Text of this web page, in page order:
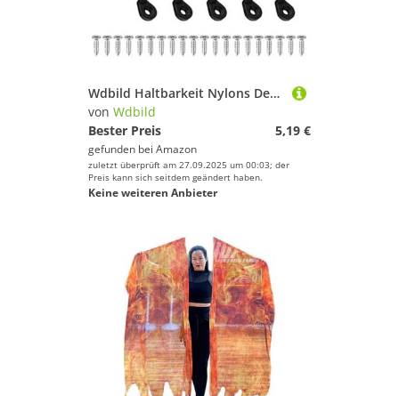
Wdbild Haltbarkeit Nylons Deckringe Mit Edelstahlschrauben Für Sichere Kajak Kanus Ladung Und Fischereigeräte Organisation Edelstahlschrauben Kajaks Armaturen
von Wdbild
Bester Preis
5,19 €
gefunden bei Amazon
zuletzt überprüft am 27.09.2025 um 00:03; der
Preis kann sich seitdem geändert haben.
Keine weiteren Anbieter